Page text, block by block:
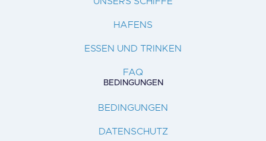
HAFENS
ESSEN UND TRINKEN
FAQ
BEDINGUNGEN
BEDINGUNGEN
DATENSCHUTZ